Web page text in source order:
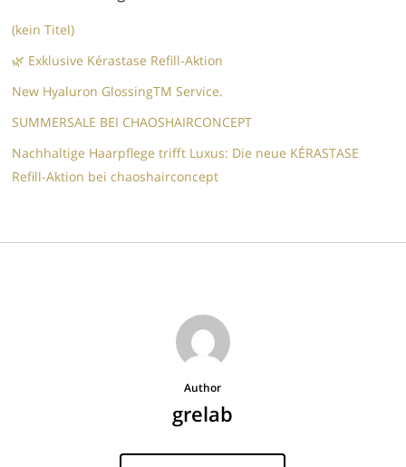
(kein Titel)
🌿 Exklusive Kérastase Refill-Aktion
New Hyaluron GlossingTM​ Service.​
SUMMERSALE BEI CHAOSHAIRCONCEPT
Nachhaltige Haarpflege trifft Luxus: Die neue KÉRASTASE
Refill-Aktion bei chaoshairconcept
Author
grelab